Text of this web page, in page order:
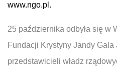
www.ngo.pl .
25 października odbyła się w
Fundacji Krystyny Jandy
przedstawicieli władz